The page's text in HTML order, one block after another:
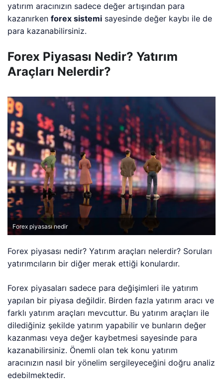
yatırım aracınızın sadece değer artışından para
kazanırkenforex sistemi sayesinde değer kaybı ile de
para kazanabilirsiniz.
Forex Piyasası Nedir? Yatırım
Araçları Nelerdir?
Forex piyasası nedir
Forex piyasası nedir? Yatırım araçları nelerdir? Soruları
yatırımcıların bir diğer merak ettiği konulardır.
Forex piyasaları sadece para değişimleri ile yatırım
yapılan bir piyasa değildir. Birden fazla yatırım aracı ve
farklı yatırım araçları mevcuttur. Bu yatırım araçları ile
dilediğiniz şekilde yatırım yapabilir ve bunların değer
kazanması veya değer kaybetmesi sayesinde para
kazanabilirsiniz. Önemli olan tek konu yatırım
aracınızın nasıl bir yönelim sergileyeceğini doğru analiz
edebilmektedir.